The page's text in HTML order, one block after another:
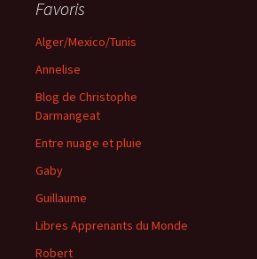
Favoris
Alger/Mexico/Tunis
Annelise
Blog de Christophe
Darmangeat
Entre nuage et pluie
Gaby
Guillaume
Libres Apprenants du Monde
Robert